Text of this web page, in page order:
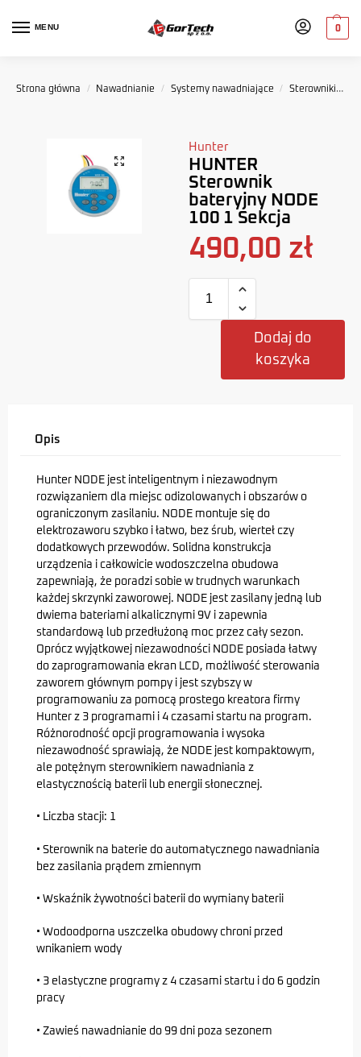
MENU 0
Strona główna / Nawadnianie / Systemy nawadniające / Sterowniki
Hunter
HUNTER
Sterownik
bateryjny NODE
100 1 Sekcja
490,00 zł
Dodaj do
koszyka
Opis
Hunter NODE jest inteligentnym i niezawodnym
rozwiązaniem dla miejsc odizolowanych i obszarów o
ograniczonym zasilaniu. NODE montuje się do
elektrozaworu szybko i łatwo, bez śrub, wierteł czy
dodatkowych przewodów. Solidna konstrukcja
urządzenia i całkowicie wodoszczelna obudowa
zapewniają, że poradzi sobie w trudnych warunkach
każdej skrzynki zaworowej. NODE jest zasilany jedną lub
dwiema bateriami alkalicznymi 9V i zapewnia
standardową lub przedłużoną moc przez cały sezon.
Oprócz wyjątkowej niezawodności NODE posiada łatwy
do zaprogramowania ekran LCD, możliwość sterowania
zaworem głównym pompy i jest szybszy w
programowaniu za pomocą prostego kreatora firmy
Hunter z 3 programami i 4 czasami startu na program.
Różnorodność opcji programowania i wysoka
niezawodność sprawiają, że NODE jest kompaktowym,
ale potężnym sterownikiem nawadniania z
elastycznością baterii lub energii słonecznej.
• Liczba stacji: 1
• Sterownik na baterie do automatycznego nawadniania
bez zasilania prądem zmiennym
• Wskaźnik żywotności baterii do wymiany baterii
• Wodoodporna uszczelka obudowy chroni przed
wnikaniem wody
• 3 elastyczne programy z 4 czasami startu i do 6 godzin
pracy
• Zawieś nawadnianie do 99 dni poza sezonem